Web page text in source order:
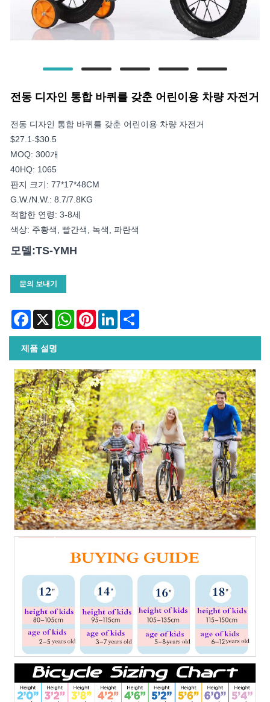
전동 디자인 통합 바퀴를 갖춘 어린이용 차량 자전거
전동 디자인 통합 바퀴를 갖춘 어린이용 차량 자전거
$27.1-$30.5
MOQ: 300개
40HQ: 1065
판지 크기: 77*17*48CM
G.W./N.W.: 8.7/7.8KG
적합한 연령: 3-8세
색상: 주황색, 빨간색, 녹색, 파란색
모델:TS-YMH
문의 보내기
Facebook
X WhatsAppPinterestLinkedIn
제품 설명